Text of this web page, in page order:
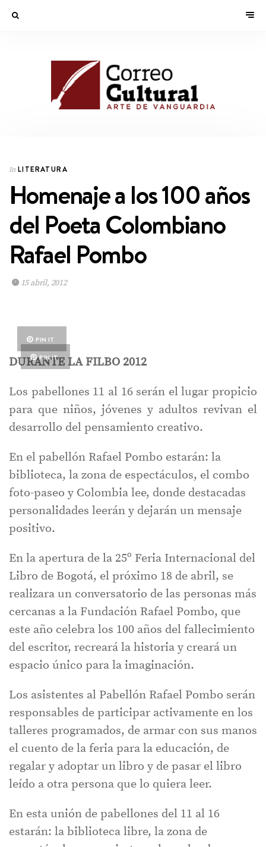
In LITERATURA
Homenaje a los 100 años
del Poeta Colombiano
Rafael Pombo
15 abril, 2012
PIN IT
PIN IT
DURANTE LA FILBO 2012
Los pabellones 11 al 16 serán el lugar propicio
para que niños, jóvenes y adultos revivan el
desarrollo del pensamiento creativo.
En el pabellón Rafael Pombo estarán: la
biblioteca, la zona de espectáculos, el combo
foto-paseo y Colombia lee, donde destacadas
personalidades leerán y dejarán un mensaje
positivo.
En la apertura de la 25º Feria Internacional del
Libro de Bogotá, el próximo 18 de abril, se
realizara un conversatorio de las personas más
cercanas a la Fundación Rafael Pombo, que
este año celebra los 100 años del fallecimiento
del escritor, recreará la historia y creará un
espacio único para la imaginación.
Los asistentes al Pabellón Rafael Pombo serán
responsables de participar activamente en los
talleres programados, de armar con sus manos
el cuento de la feria para la educación, de
regalar y adoptar un libro y de pasar el libro
leído a otra persona que lo quiera leer.
En esta unión de pabellones del 11 al 16
estarán: la biblioteca libre, la zona de